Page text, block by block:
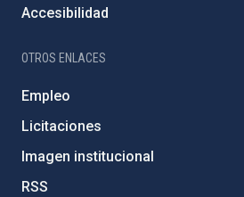
Accesibilidad
OTROS ENLACES
Empleo
Licitaciones
Imagen institucional
RSS